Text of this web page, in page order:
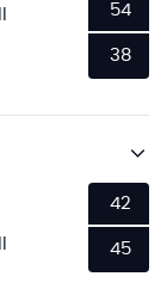
54
38
42
45